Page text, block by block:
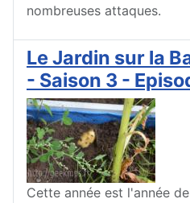
nombreuses attaques.
Le Jardin sur la
- Saison 3 -
Cette année est l'année